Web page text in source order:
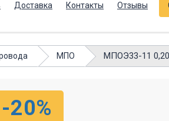
Доставка Контакты Отзывы
МПО МПОЭ33-11
-20%